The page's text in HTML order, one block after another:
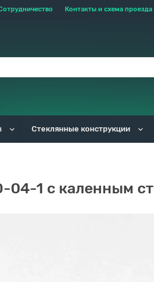
Контакты и схема проезда
Стеклянные конструкции
04-1 с каленным